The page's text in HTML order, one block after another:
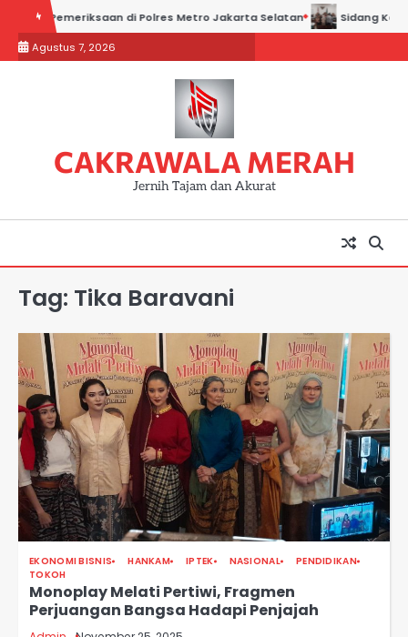
content
Pemeriksaan di Polres Metro Jakarta Selatan Sidang Kadin
Agustus 7, 2026
CAKRAWALA MERAH
Jernih Tajam dan Akurat
Tag: Tika Baravani
EKONOMI BISNIS HANKAM IPTEK NASIONAL
PENDIDIKAN
TOKOH
Monoplay Melati Pertiwi, Fragmen
Perjuangan Bangsa Hadapi Penjajah